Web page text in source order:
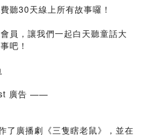
聽30天線上所有故事囉！
員，讓我們一起白天聽童話大
吧！
廣告 ——
了廣播劇《三隻瞎老鼠》，並在